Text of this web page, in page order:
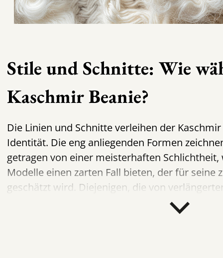
Stile und Schnitte: Wie
Kaschmir Beanie?
Die Linien und Schnitte verleihen der
Identität. Die eng anliegenden Formen
getragen von einer meisterhaften
Modelle einen zarten Fall bieten, der für seine
geschätzt wird. Diejenigen, die von
werden, erkennen sich gerne in derOversize
Liebhaber ausdrucksstärkerer Volumen die